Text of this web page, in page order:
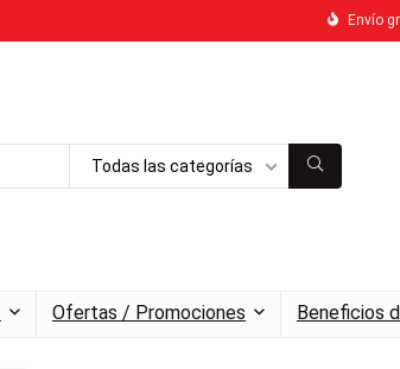
Envío
Todas las categorías
Ofertas / Promociones Beneficios